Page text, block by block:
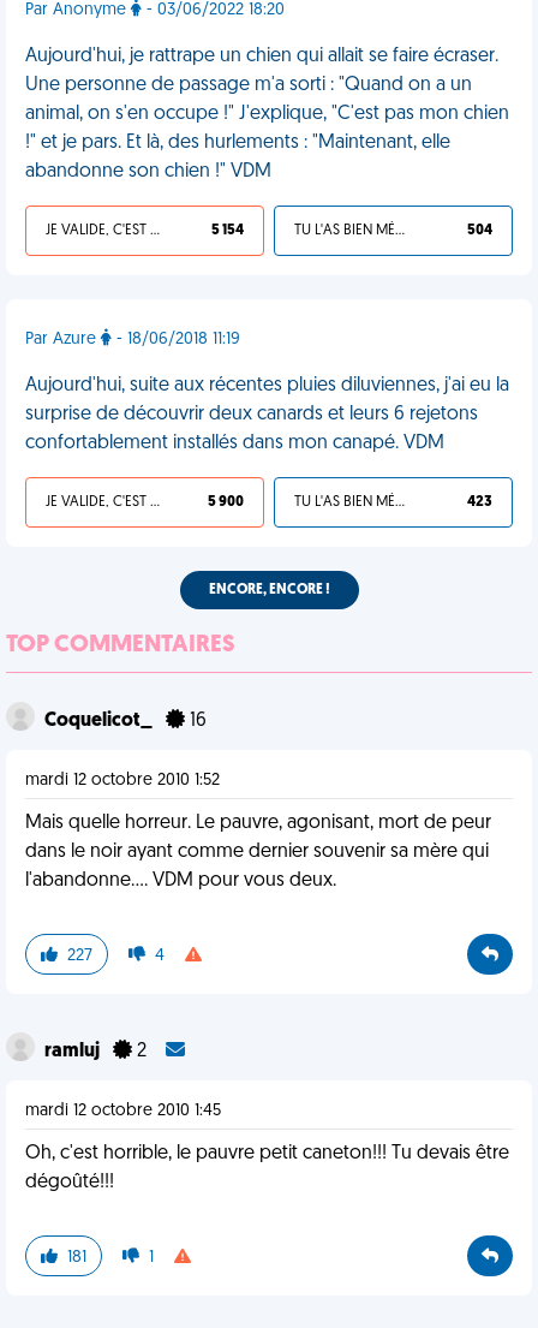
Par Anonyme - 03/06/2022 18:20
Aujourd'hui, je rattrape un chien qui allait se faire écraser.
Une personne de passage m'a sorti : "Quand on a un
animal, on s'en occupe !" J'explique, "C'est pas mon chien
!" et je pars. Et là, des hurlements : "Maintenant, elle
abandonne son chien !" VDM
JE VALIDE, C'EST UNE VDM 5 154 TU L'AS BIEN MÉRITÉ 504
Par Azure - 18/06/2018 11:19
Aujourd'hui, suite aux récentes pluies diluviennes, j'ai eu la
surprise de découvrir deux canards et leurs 6 rejetons
confortablement installés dans mon canapé. VDM
JE VALIDE, C'EST UNE VDM 5 900 TU L'AS BIEN MÉRITÉ 423
ENCORE, ENCORE !
TOP COMMENTAIRES
Coquelicot_ 16
mardi 12 octobre 2010 1:52
Mais quelle horreur. Le pauvre, agonisant, mort de peur
dans le noir ayant comme dernier souvenir sa mère qui
l'abandonne.... VDM pour vous deux.
227 4
ramluj 2
mardi 12 octobre 2010 1:45
Oh, c'est horrible, le pauvre petit caneton!!! Tu devais être
dégoûté!!!
181 1